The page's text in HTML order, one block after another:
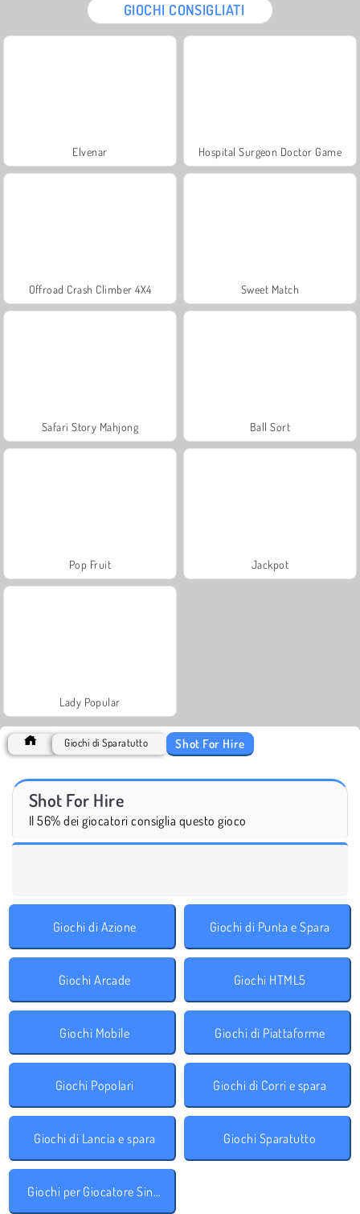
GIOCHI CONSIGLIATI
Elvenar Hospital Surgeon Doctor Game
Offroad Crash Climber 4X4 Sweet Match
Safari Story Mahjong Ball Sort
Pop Fruit Jackpot
Lady Popular
Giochi di Sparatutto Shot For Hire
Shot For Hire
Il 56% dei giocatori consiglia questo gioco
Giochi di Azione Giochi di Punta e Spara
Giochi Arcade Giochi HTML5
Giochi Mobile Giochi di Piattaforme
Giochi Popolari Giochi di Corri e spara
Giochi di Lancia e spara Giochi Sparatutto
Giochi per Giocatore Singolo